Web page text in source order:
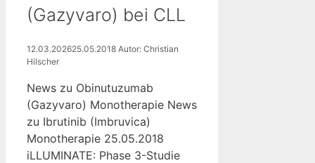
(Gazyvaro) bei CLL
12.03.202625.05.2018 Autor: Christian
Hilscher
News zu Obinutuzumab
(Gazyvaro) Monotherapie News
zu Ibrutinib (Imbruvica)
Monotherapie 25.05.2018
iLLUMINATE: Phase 3-Studie